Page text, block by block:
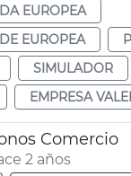
EUROPEA
EUROPEA
SIMULADOR
EMPRESA
Comercio
2 años